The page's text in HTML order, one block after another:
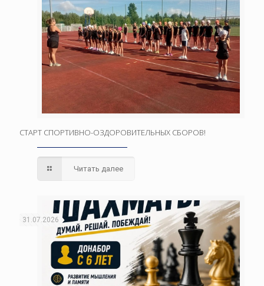
СТАРТ СПОРТИВНО-ОЗДОРОВИТЕЛЬНЫХ СБОРОВ!
Читать далее
31.07.2026